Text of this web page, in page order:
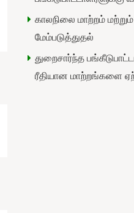
காலநிலை மாற்றம்
மேம்படுத்துதல்
துறைசார்ந்த
ரீதியான மாற்றங்களை